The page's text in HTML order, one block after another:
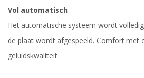
Vol automatisch
Het automatische systeem wordt
de plaat wordt afgespeeld. Comfort met
geluidskwaliteit.